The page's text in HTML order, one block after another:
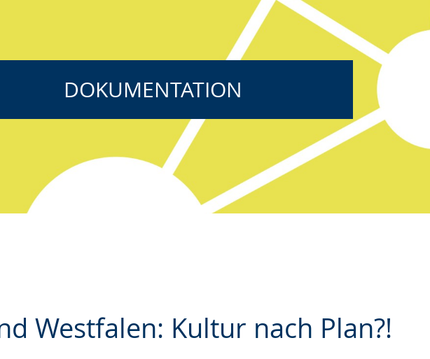
DOKUMENTATION
Westfalen: Kultur nach Plan?!